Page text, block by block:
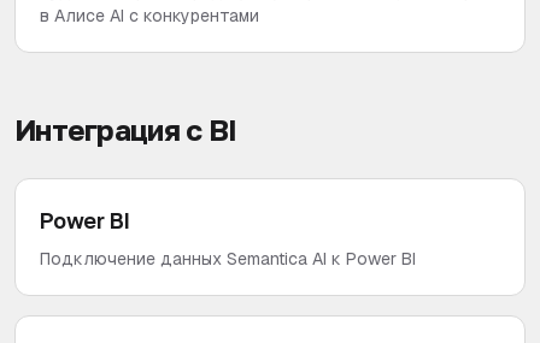
в Алисе AI с конкурентами
Интеграция с BI
Power BI
Подключение данных Semantica AI к Power BI